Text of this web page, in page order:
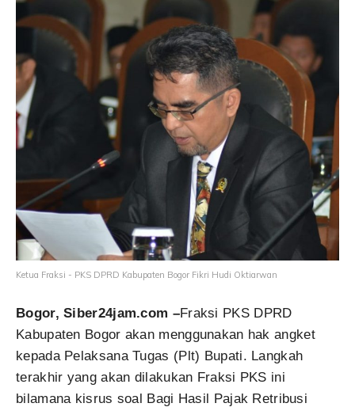
Ketua Fraksi - PKS DPRD Kabupaten Bogor Fikri Hudi Oktiarwan
Bogor, Siber24jam.com –Fraksi PKS DPRD
Kabupaten Bogor akan menggunakan hak angket
kepada Pelaksana Tugas (Plt) Bupati. Langkah
terakhir yang akan dilakukan Fraksi PKS ini
bilamana kisrus soal Bagi Hasil Pajak Retribusi